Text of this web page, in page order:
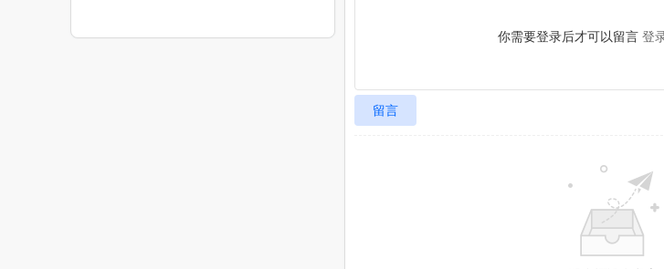
你需要登录后才可以留言 登
留言